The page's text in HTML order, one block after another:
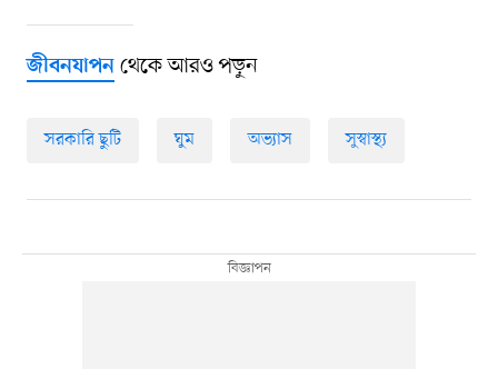
জীবনযাপনথেকে আরও পড়ুন
সরকারি ছুটি ঘুম অভ্যাস সুস্বাস্থ্য